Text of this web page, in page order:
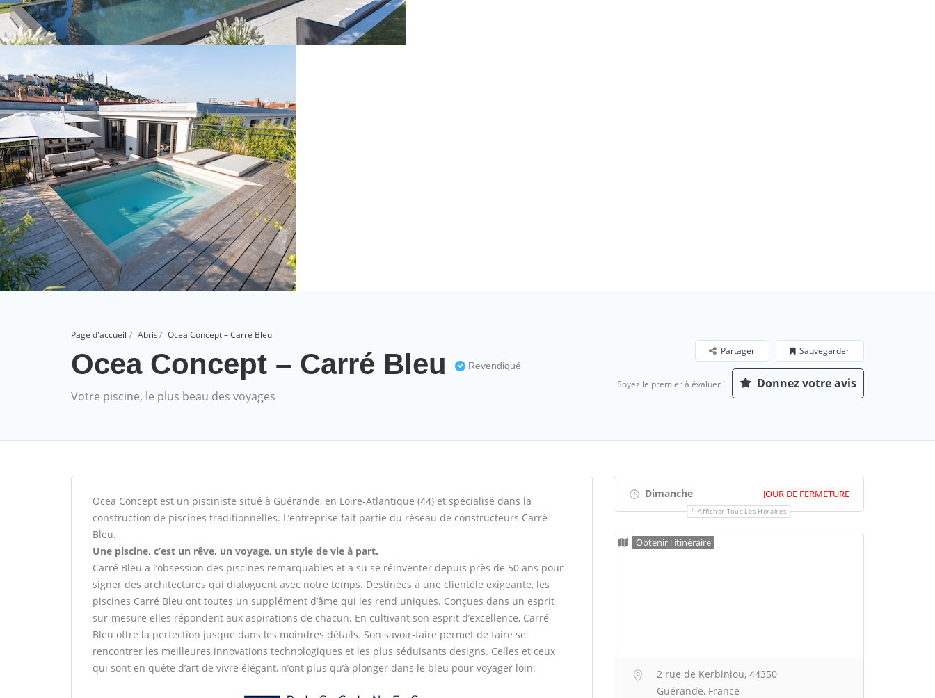
Page d'accueil Abris Ocea Concept – Carré Bleu
Ocea Concept – Carré Bleu Revendiqué
Votre piscine, le plus beau des voyages
Sauvegarder
Partager
Soyez le premier à évaluer ! Donnez votre avis
Ocea Concept est un pisciniste situé à Guérande, en Loire-Atlantique (44) et spécialisé dans la
construction de piscines traditionnelles. L’entreprise fait partie du réseau de constructeurs Carré
Bleu.
Une piscine, c’est un rêve, un voyage, un style de vie à part.
Carré Bleu a l’obsession des piscines remarquables et a su se réinventer depuis près de 50 ans pour
signer des architectures qui dialoguent avec notre temps. Destinées à une clientèle exigeante, les
piscines Carré Bleu ont toutes un supplément d’âme qui les rend uniques. Conçues dans un esprit
sur-mesure elles répondent aux aspirations de chacun. En cultivant son esprit d’excellence, Carré
Bleu offre la perfection jusque dans les moindres détails. Son savoir-faire permet de faire se
rencontrer les meilleures innovations technologiques et les plus séduisants designs. Celles et ceux
qui sont en quête d’art de vivre élégant, n’ont plus qu’à plonger dans le bleu pour voyager loin.
Dimanche JOUR DE FERMETURE
Afficher Tous Les Horaires
Obtenir l'itinéraire
2 rue de Kerbiniou, 44350
Guérande, France